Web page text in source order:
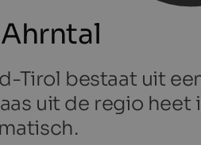
Tirol bestaat uit
uit de regio heet